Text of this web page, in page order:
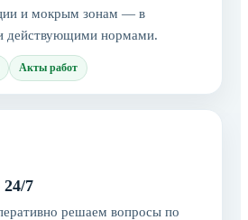
и мокрым зонам — в
действующими нормами.
Акты работ
7
решаем вопросы по